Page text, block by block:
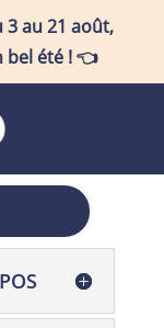
3 au 21 août,
bel été !👈